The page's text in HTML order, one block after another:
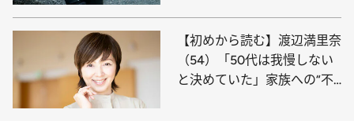
月3日（木）19:00～20:30】
【初めから読む】渡辺満里奈
（54）「50代は我慢しない
と決めていた」家族への“不